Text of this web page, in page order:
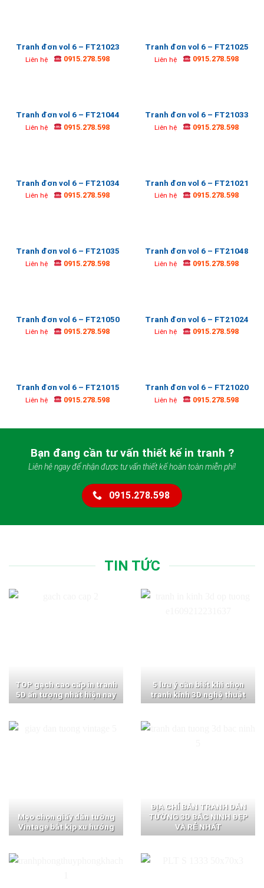
Tranh đơn vol 6 – FT21023
Liên hệ 0915.278.598
Tranh đơn vol 6 – FT21025
Liên hệ 0915.278.598
Tranh đơn vol 6 – FT21044
Liên hệ 0915.278.598
Tranh đơn vol 6 – FT21033
Liên hệ 0915.278.598
Tranh đơn vol 6 – FT21034
Liên hệ 0915.278.598
Tranh đơn vol 6 – FT21021
Liên hệ 0915.278.598
Tranh đơn vol 6 – FT21035
Liên hệ 0915.278.598
Tranh đơn vol 6 – FT21048
Liên hệ 0915.278.598
Tranh đơn vol 6 – FT21050
Liên hệ 0915.278.598
Tranh đơn vol 6 – FT21024
Liên hệ 0915.278.598
Tranh đơn vol 6 – FT21015
Liên hệ 0915.278.598
Tranh đơn vol 6 – FT21020
Liên hệ 0915.278.598
Bạn đang cần tư vấn thiết kế in tranh ?
Liên hệ ngay để nhận được tư vấn thiết kế hoàn toàn miễn phí!
0915.278.598
TIN TỨC
TOP gạch cao cấp in tranh
5D ấn tượng nhất hiện nay
5 lưu ý cần biết khi chọn
tranh kính 3D nghệ thuật
Mẹo chọn giấy dán tường
Vintage bắt kịp xu hướng
ĐỊA CHỈ BÁN TRANH DÁN
TƯỜNG 3D BẮC NINH ĐẸP
VÀ RẺ NHẤT